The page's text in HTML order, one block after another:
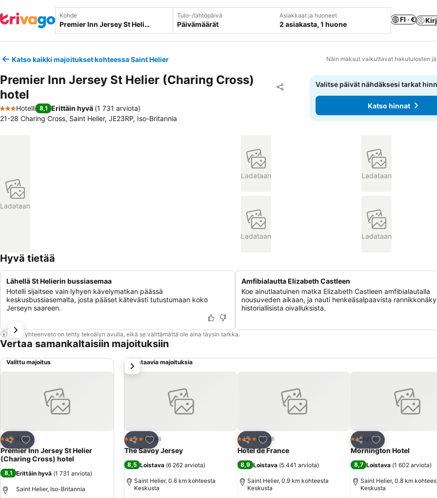
Kohde Tulo-/lähtöpäivä
Päivämäärät
Asiakkaat ja huoneet
2 asiakasta, 1 huone
FI · €
Katso kaikki majoitukset kohteessa Saint Helier Näin maksut vaikuttavat hakutulosten
Premier Inn Jersey St Helier (Charing Cross)
hotel
Jaa
Lisää suosikkeihin
3 Tähtiluokitus
Hotelli 8,1 Erittäin hyvä (1 731 arviota)
21-28 Charing Cross, Saint Helier, JE23RP, Iso-Britannia
Valitse päivät nähdäksesi tarkat
Katso hinnat
Ladataan
Ladataan Ladataan
Ladataan Ladataan
Hyvä tietää
Lähellä St Helierin bussiasemaa
Hotelli sijaitsee vain lyhyen kävelymatkan päässä
keskusbussiasemalta, josta pääset kätevästi tutustumaan koko
Jerseyn saareen.
Amfibialautta Elizabeth Castleen
Koe ainutlaatuinen matka Elizabeth Castleen amfibialautalla
nousuveden aikaan, ja nauti henkeäsalpaavista
historiallisista oivalluksista.
Tämä yhteenveto on tehty tekoälyn avulla, eikä se välttämättä ole aina täysin tarkka.
Vertaa samankaltaisiin majoituksiin
Valittu majoitus
Jaa
Lisää suosikkeihin
3 Tähtiluokitus
Hotelli
Premier Inn Jersey St Helier
(Charing Cross) hotel
8,1 Erittäin hyvä (1 731 arviota)
Saint Helier, Iso-Britannia
Vastaavia majoituksia
Jaa
Lisää suosikkeihin
4 Tähtiluokitus
Hotelli
The Savoy Jersey
8,5 Loistava (6 262 arviota)
Saint Helier, 0.6 km kohteesta
Keskusta
Jaa
Lisää suosikkeihin
4 Tähtiluokitus
Hotelli
Hotel de France
8,9 Loistava (5 441 arviota)
Saint Helier, 0.9 km kohteesta
Keskusta
Jaa
Lisää suosikkeihin
2 Tähtiluokitus
Hotelli
Mornington Hotel
8,7 Loistava (1 602 arviota)
Saint Helier, 0.8 km
Keskusta
seuraava